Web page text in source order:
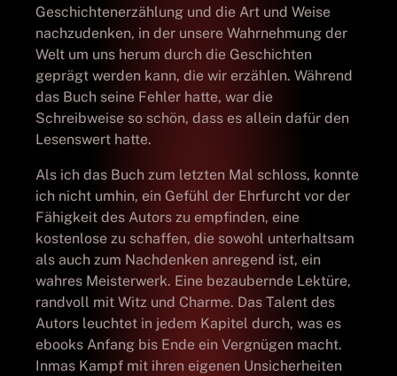
Geschichtenerzählung und die Art und Weise
nachzudenken, in der unsere Wahrnehmung der
Welt um uns herum durch die Geschichten
geprägt werden kann, die wir erzählen. Während
das Buch seine Fehler hatte, war die
Schreibweise so schön, dass es allein dafür den
Lesenswert hatte.
Als ich das Buch zum letzten Mal schloss, konnte
ich nicht umhin, ein Gefühl der Ehrfurcht vor der
Fähigkeit des Autors zu empfinden, eine
kostenlose zu schaffen, die sowohl unterhaltsam
als auch zum Nachdenken anregend ist, ein
wahres Meisterwerk. Eine bezaubernde Lektüre,
randvoll mit Witz und Charme. Das Talent des
Autors leuchtet in jedem Kapitel durch, was es
ebooks Anfang bis Ende ein Vergnügen macht.
Inmas Kampf mit ihren eigenen Unsicherheiten